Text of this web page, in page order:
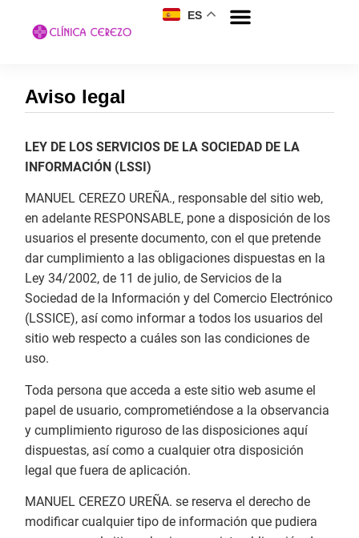
ES
Aviso legal
LEY DE LOS SERVICIOS DE LA SOCIEDAD DE LA
INFORMACIÓN (LSSI)
MANUEL CEREZO UREÑA., responsable del sitio web,
en adelante RESPONSABLE, pone a disposición de los
usuarios el presente documento, con el que pretende
dar cumplimiento a las obligaciones dispuestas en la
Ley 34/2002, de 11 de julio, de Servicios de la
Sociedad de la Información y del Comercio Electrónico
(LSSICE), así como informar a todos los usuarios del
sitio web respecto a cuáles son las condiciones de
uso.
Toda persona que acceda a este sitio web asume el
papel de usuario, comprometiéndose a la observancia
y cumplimiento riguroso de las disposiciones aquí
dispuestas, así como a cualquier otra disposición
legal que fuera de aplicación.
MANUEL CEREZO UREÑA. se reserva el derecho de
modificar cualquier tipo de información que pudiera